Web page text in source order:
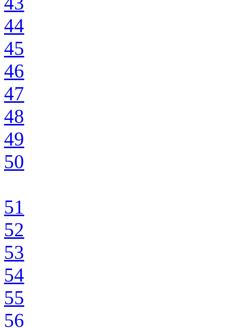
44
45
46
47
48
49
50
51
52
53
54
55
56